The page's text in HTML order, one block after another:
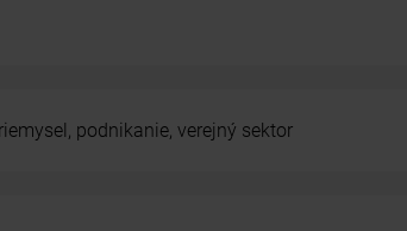
podnikanie, verejný sektor